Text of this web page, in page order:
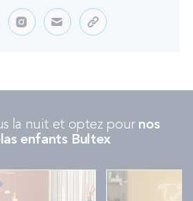
la nuit et optez pour nos
enfants Bultex